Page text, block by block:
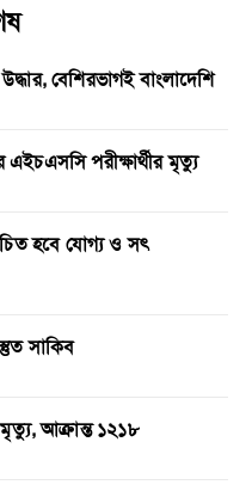
বেশিরভাগই বাংলাদেশি
পরীক্ষার্থীর মৃত্যু
হবে যোগ্য ও সৎ
সাকিব
আক্রান্ত ১২১৮